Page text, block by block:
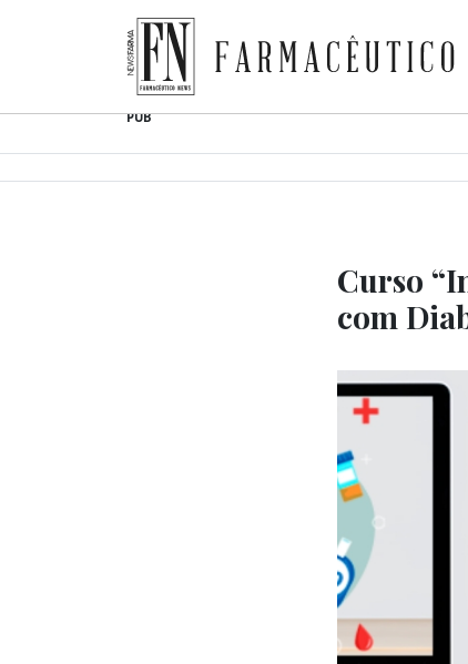
content
Farmacêutico News
PUB
Curso
com